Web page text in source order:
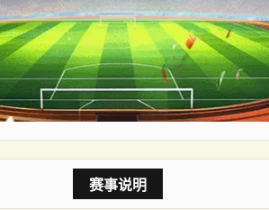
赛事说明